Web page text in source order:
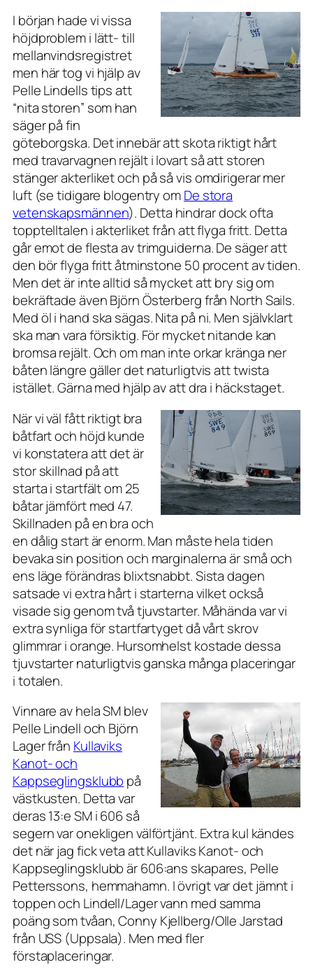
I början hade vi vissa
höjdproblem i lätt- till
mellanvindsregistret
men här tog vi hjälp av
Pelle Lindells tips att
“nita storen” som han
säger på fin
göteborgska. Det innebär att skota riktigt hårt
med travarvagnen rejält i lovart så att storen
stänger akterliket och på så vis omdirigerar mer
luft (se tidigare blogentry omDe stora
vetenskapsmännen). Detta hindrar dock ofta
topptelltalen i akterliket från att flyga fritt. Detta
går emot de flesta av trimguiderna. De säger att
den bör flyga fritt åtminstone 50 procent av tiden.
Men det är inte alltid så mycket att bry sig om
bekräftade även Björn Österberg från North Sails.
Med öl i hand ska sägas. Nita på ni. Men självklart
ska man vara försiktig. För mycket nitande kan
bromsa rejält. Och om man inte orkar kränga ner
båten längre gäller det naturligtvis att twista
istället. Gärna med hjälp av att dra i häckstaget.
När vi väl fått riktigt bra
båtfart och höjd kunde
vi konstatera att det är
stor skillnad på att
starta i startfält om 25
båtar jämfört med 47.
Skillnaden på en bra och
en dålig start är enorm. Man måste hela tiden
bevaka sin position och marginalerna är små och
ens läge förändras blixtsnabbt. Sista dagen
satsade vi extra hårt i starterna vilket också
visade sig genom två tjuvstarter. Måhända var vi
extra synliga för startfartyget då vårt skrov
glimmrar i orange. Hursomhelst kostade dessa
tjuvstarter naturligtvis ganska många placeringar
i totalen.
Vinnare av hela SM blev
Pelle Lindell och Björn
Lager från Kullaviks
Kanot- och
Kappseglingsklubb på
västkusten. Detta var
deras 13:e SM i 606 så
segern var onekligen välförtjänt. Extra kul kändes
det när jag fick veta att Kullaviks Kanot- och
Kappseglingsklubb är 606:ans skapares, Pelle
Petterssons, hemmahamn. I övrigt var det jämnt i
toppen och Lindell/Lager vann med samma
poäng som tvåan, Conny Kjellberg/Olle Jarstad
från USS (Uppsala). Men med fler
förstaplaceringar.